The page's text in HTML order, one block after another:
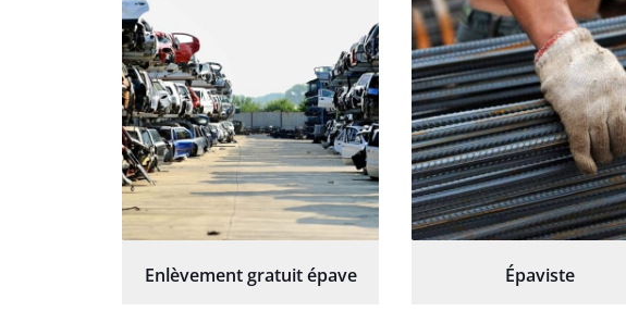
Enlèvement gratuit épave Épaviste